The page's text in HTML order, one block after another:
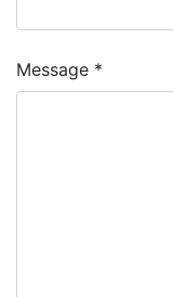
Message *